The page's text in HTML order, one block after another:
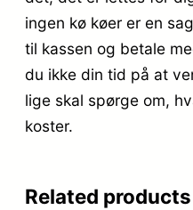
ingen kø køer er en
til kassen og betale
du ikke din tid på at
lige skal spørge om,
koster.
Related products